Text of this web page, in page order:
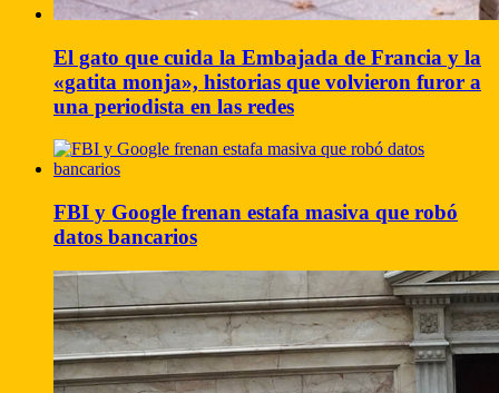
El gato que cuida la Embajada de Francia y la
«gatita monja», historias que volvieron furor a
una periodista en las redes
FBI y Google frenan estafa masiva que robó
datos bancarios